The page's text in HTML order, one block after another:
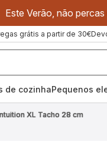
Este Verão, não
grátis a partir de 30€
de cozinhaPequenos
XL Tacho 28 cm